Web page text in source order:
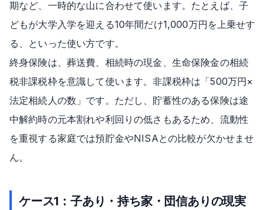
期など、一時的な山に合わせて使います。たとえば、子
どもが大学入学を迎える10年間だけ1,000万円を上乗せす
る、といった使い方です。
終身保険は、葬送費、相続時の現金、生命保険金の相続
税非課税枠を意識して使います。非課税枠は「500万円×
法定相続人の数」です。ただし、貯蓄性のある保険は途
中解約時の元本割れや利回りの低さもあるため、流動性
を重視する家庭では預貯金やNISAとの比較が欠かせませ
ん。
ケース1：子あり・持ち家・団信ありの現実